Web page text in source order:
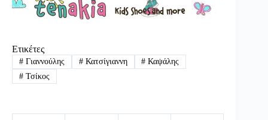
Ετικέτες
#Γιαννούλης #Κατσίγιαννη # Καψάλης
#Τσίκος